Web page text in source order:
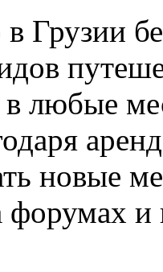
Грузии
в любые
новые
форумах